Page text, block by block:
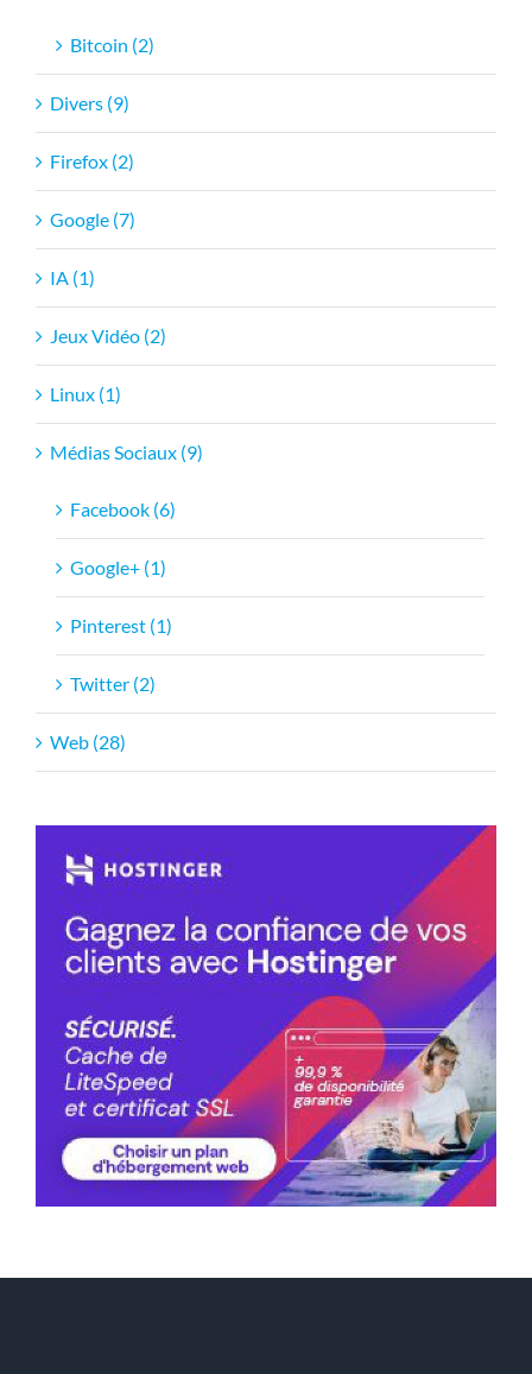
Bitcoin (2)
Divers (9)
Firefox (2)
Google (7)
IA (1)
Jeux Vidéo (2)
Linux (1)
Médias Sociaux (9)
Facebook (6)
Google+ (1)
Pinterest (1)
Twitter (2)
Web (28)